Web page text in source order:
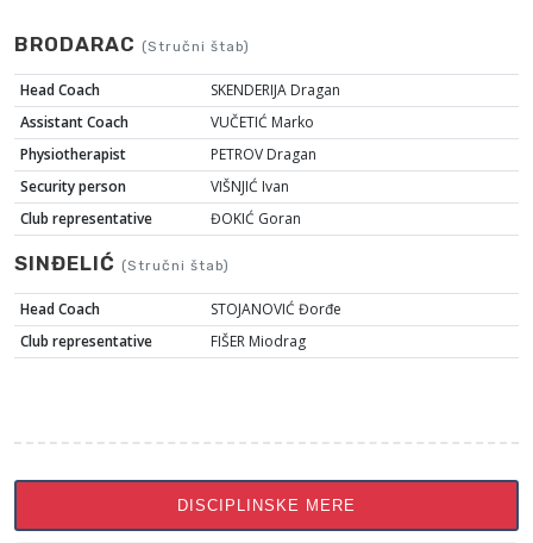
BRODARAC (Stručni štab)
Head Coach
SKENDERIJA Dragan
Assistant Coach
VUČETIĆ Marko
Physiotherapist
PETROV Dragan
Security person
VIŠNJIĆ Ivan
Club representative
ĐOKIĆ Goran
SINĐELIĆ (Stručni štab)
Head Coach
STOJANOVIĆ Đorđe
Club representative
FIŠER Miodrag
DISCIPLINSKE MERE